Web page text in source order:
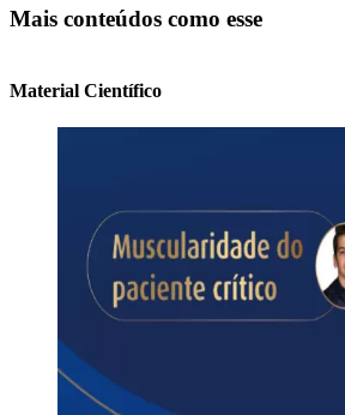
Mais conteúdos como esse
Material Científico